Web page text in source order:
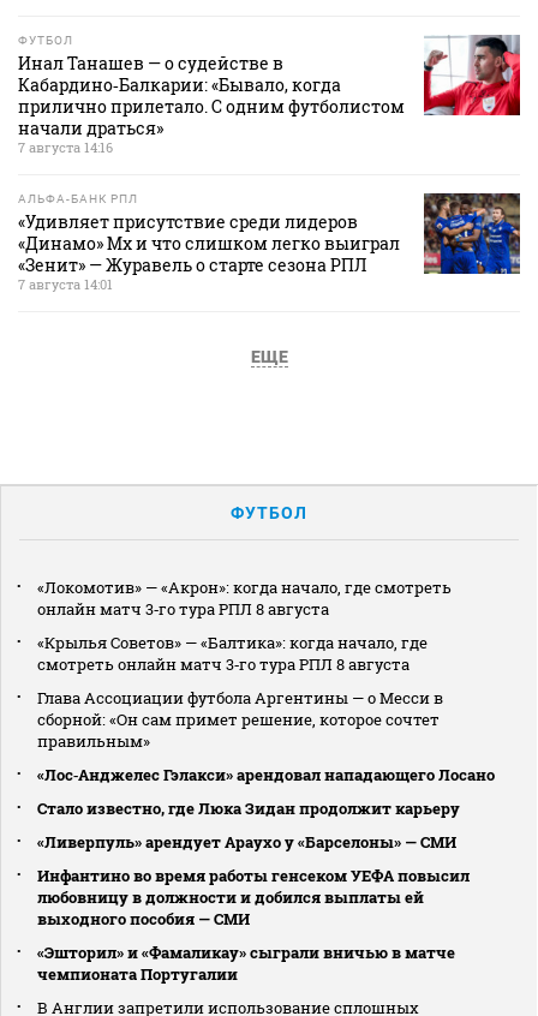
ФУТБОЛ
Инал Танашев — о судействе в
Кабардино‑Балкарии: «Бывало, когда
прилично прилетало. С одним футболистом
начали драться»
7 августа 14:16
АЛЬФА-БАНК РПЛ
«Удивляет присутствие среди лидеров
«Динамо» Мх и что слишком легко выиграл
«Зенит» — Журавель о старте сезона РПЛ
7 августа 14:01
ЕЩЕ
ФУТБОЛ
«Локомотив» — «Акрон»: когда начало, где смотреть
онлайн матч 3‑го тура РПЛ 8 августа
«Крылья Советов» — «Балтика»: когда начало, где
смотреть онлайн матч 3‑го тура РПЛ 8 августа
Глава Ассоциации футбола Аргентины — о Месси в
сборной: «Он сам примет решение, которое сочтет
правильным»
«Лос‑Анджелес Гэлакси» арендовал нападающего Лосано
Стало известно, где Люка Зидан продолжит карьеру
«Ливерпуль» арендует Араухо у «Барселоны» — СМИ
Инфантино во время работы генсеком УЕФА повысил
любовницу в должности и добился выплаты ей
выходного пособия — СМИ
«Эшторил» и «Фамаликау» сыграли вничью в матче
чемпионата Португалии
В Англии запретили использование сплошных